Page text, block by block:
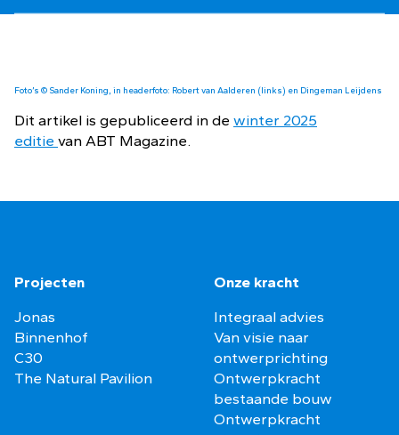
Foto’s © Sander Koning, in headerfoto: Robert van Aalderen (links) en Dingeman Leijdens
Dit artikel is gepubliceerd in de winter 2025
editie van ABT Magazine.
Projecten
Jonas
Binnenhof
C30
The Natural Pavilion
Onze kracht
Integraal advies
Van visie naar
ontwerprichting
Ontwerpkracht
bestaande bouw
Ontwerpkracht